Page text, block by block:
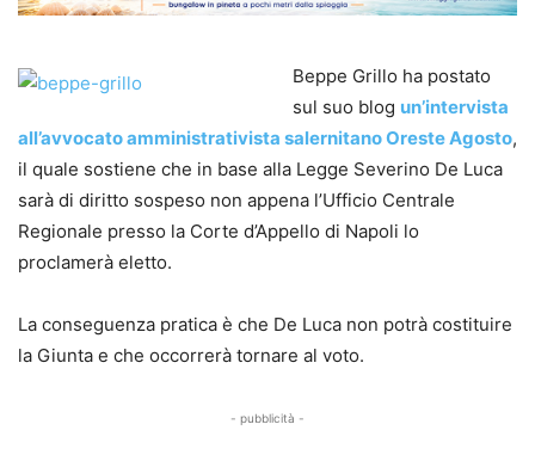
Beppe Grillo ha postato
sul suo blog un’intervista
all’avvocato amministrativista salernitano Oreste Agosto,
il quale sostiene che in base alla Legge Severino De Luca
sarà di diritto sospeso non appena l’Ufficio Centrale
Regionale presso la Corte d’Appello di Napoli lo
proclamerà eletto.
La conseguenza pratica è che De Luca non potrà costituire
la Giunta e che occorrerà tornare al voto.
- pubblicità -